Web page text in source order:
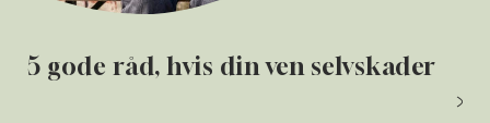
5 gode råd, hvis din ven selvskader